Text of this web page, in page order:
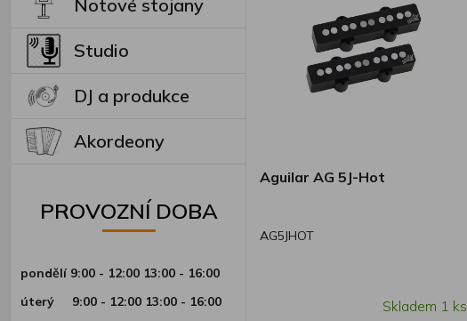
Notové stojany
Studio
DJ a produkce
Akordeony
PROVOZNÍ DOBA
pondělí 9:00 - 12:00 13:00 - 16:00
úterý 9:00 - 12:00 13:00 - 16:00
Aguilar AG 5J-Hot
AG5JHOT
Skladem 1 ks